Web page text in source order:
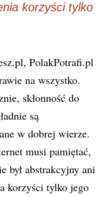
korzyści tylko
PolakPotrafi.pl
na wszystko.
skłonność do
są
w dobrej wierze.
musi pamiętać,
był abstrakcyjny ani
korzyści tylko jego